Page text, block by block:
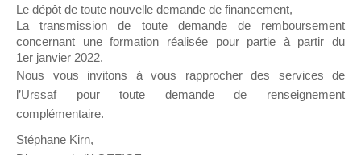
sur lequel il est possible de laisser un message
ou poser une question.
NB : Il est nécessaire d’être
pouvoir rejoindre ce groupe
Le dépôt de toute nouvelle demande de financement,
La transmission de toute demande de remboursement
concernant une formation réalisée pour partie à partir du
1er janvier 2022.
Nous vous invitons à vous rapprocher des services de
l’Urssaf pour toute demande de renseignement
complémentaire.
Stéphane Kirn,